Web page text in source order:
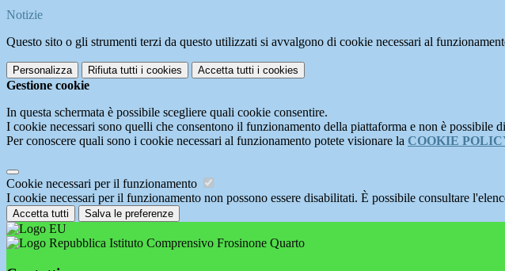
Notizie
Questo sito o gli strumenti terzi da questo utilizzati si avvalgono di cookie necessari al
Personalizza Rifiuta tutti i cookies Accetta tutti i cookies
Gestione cookie
In questa schermata è possibile scegliere quali cookie consentire.
I cookie necessari sono quelli che consentono il funzionamento della piattaforma e non è possibile
Per conoscere quali sono i cookie necessari al funzionamento potete visionare la COOKIE
Cookie necessari per il funzionamento
I cookie necessari per il funzionamento non possono essere disabilitati. È possibile consultare
Accetta tutti Salva le preferenze
Istituto Comprensivo Frosinone Quarto